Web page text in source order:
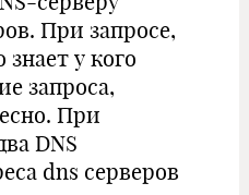
При запросе,
у кого
запроса,
При
DNS
dns серверов